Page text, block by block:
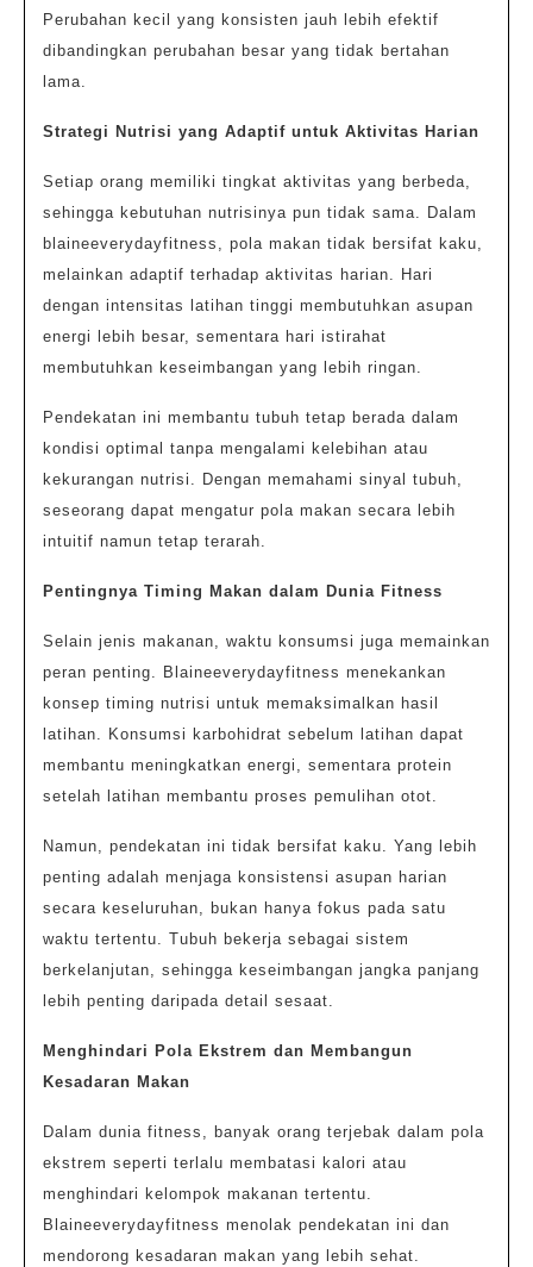
Perubahan kecil yang konsisten jauh lebih efektif
dibandingkan perubahan besar yang tidak bertahan
lama.
Strategi Nutrisi yang Adaptif untuk Aktivitas Harian
Setiap orang memiliki tingkat aktivitas yang berbeda,
sehingga kebutuhan nutrisinya pun tidak sama. Dalam
blaineeverydayfitness, pola makan tidak bersifat kaku,
melainkan adaptif terhadap aktivitas harian. Hari
dengan intensitas latihan tinggi membutuhkan asupan
energi lebih besar, sementara hari istirahat
membutuhkan keseimbangan yang lebih ringan.
Pendekatan ini membantu tubuh tetap berada dalam
kondisi optimal tanpa mengalami kelebihan atau
kekurangan nutrisi. Dengan memahami sinyal tubuh,
seseorang dapat mengatur pola makan secara lebih
intuitif namun tetap terarah.
Pentingnya Timing Makan dalam Dunia Fitness
Selain jenis makanan, waktu konsumsi juga memainkan
peran penting. Blaineeverydayfitness menekankan
konsep timing nutrisi untuk memaksimalkan hasil
latihan. Konsumsi karbohidrat sebelum latihan dapat
membantu meningkatkan energi, sementara protein
setelah latihan membantu proses pemulihan otot.
Namun, pendekatan ini tidak bersifat kaku. Yang lebih
penting adalah menjaga konsistensi asupan harian
secara keseluruhan, bukan hanya fokus pada satu
waktu tertentu. Tubuh bekerja sebagai sistem
berkelanjutan, sehingga keseimbangan jangka panjang
lebih penting daripada detail sesaat.
Menghindari Pola Ekstrem dan Membangun
Kesadaran Makan
Dalam dunia fitness, banyak orang terjebak dalam pola
ekstrem seperti terlalu membatasi kalori atau
menghindari kelompok makanan tertentu.
Blaineeverydayfitness menolak pendekatan ini dan
mendorong kesadaran makan yang lebih sehat.